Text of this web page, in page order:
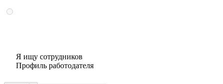
Я ищу сотрудников
Профиль работодателя